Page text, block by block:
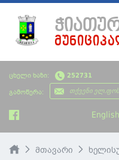
ცხელი ხაზი: 252731
გამოწერა:
English
ᲛᲗᲐᲕᲐᲠᲘ
ᲩᲔᲛᲘ ᲥᲐᲚᲐᲥᲘ
ᲮᲔᲚᲘᲡᲣᲤᲚᲔᲑᲐ
ᲡᲘᲐᲮᲚᲔᲔᲑᲘ
მთავარი